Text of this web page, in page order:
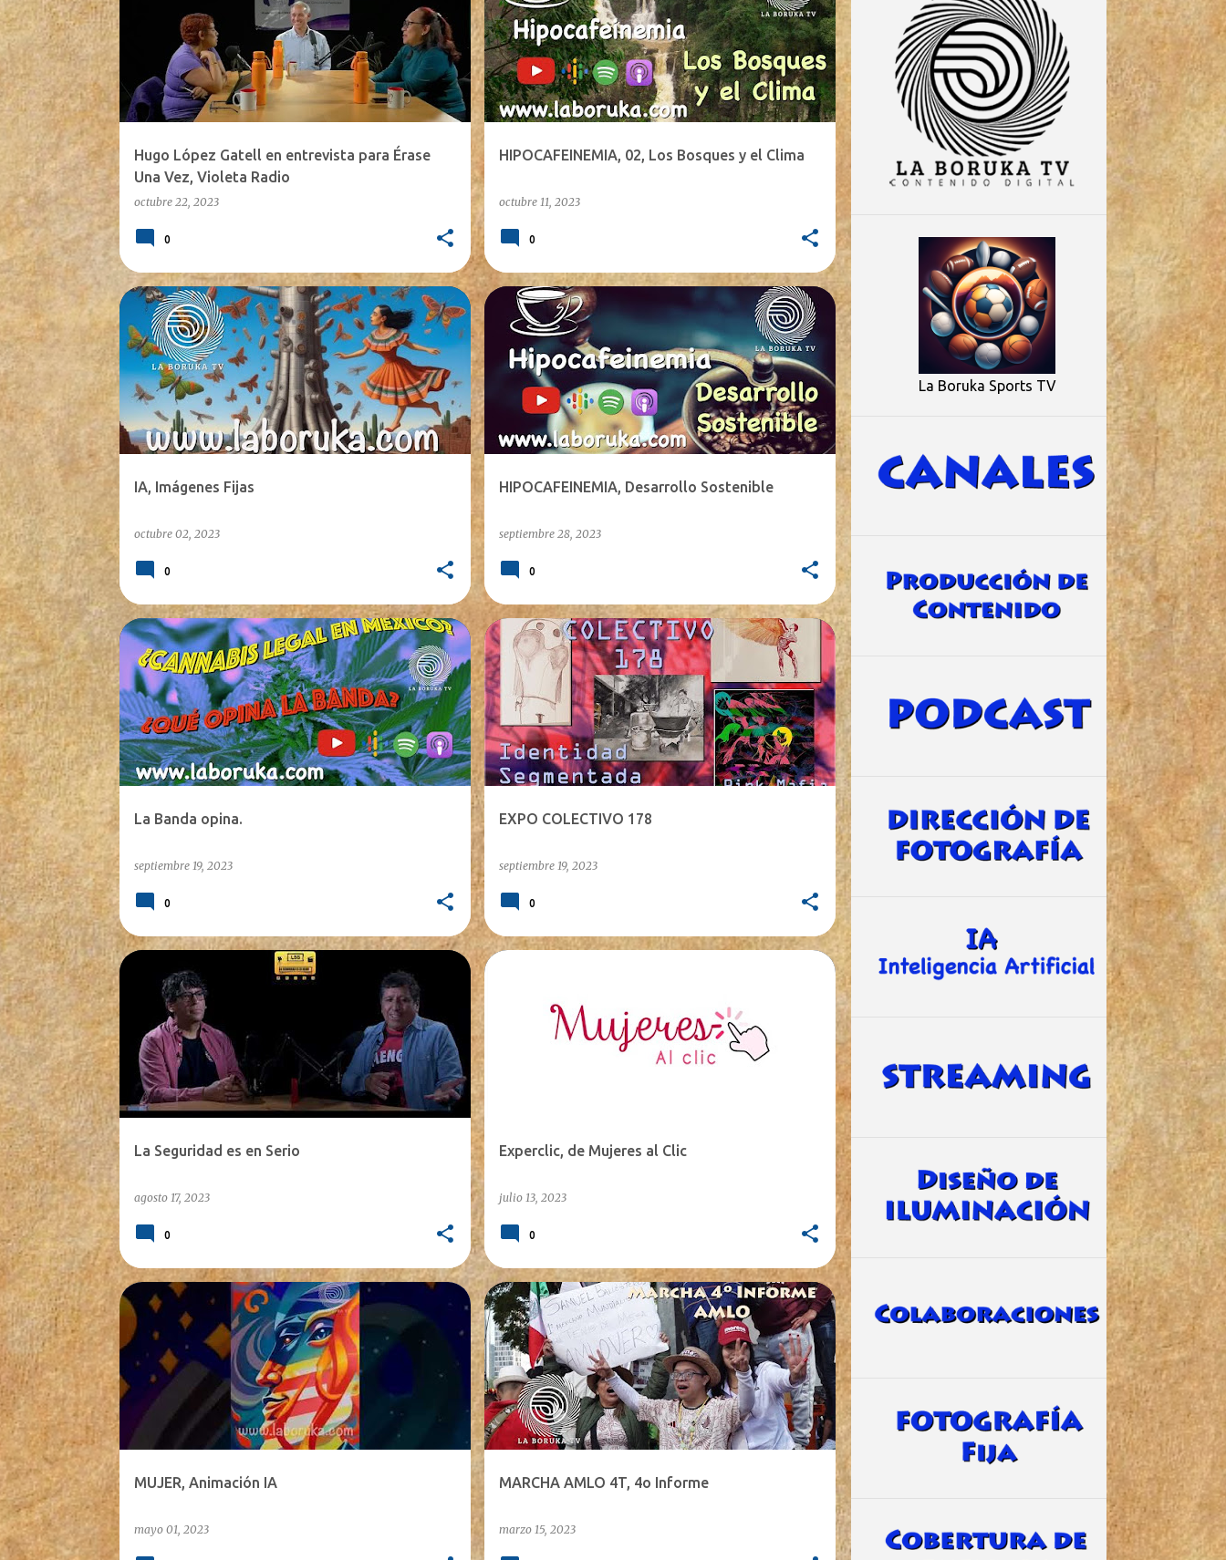
a
d
Hugo López Gatell en entrevista para Érase
Una Vez, Violeta Radio
octubre 22, 2023
0
HIPOCAFEINEMIA, 02, Los Bosques y el Clima
octubre 11, 2023
0
IA, Imágenes Fijas
octubre 02, 2023
0
HIPOCAFEINEMIA, Desarrollo Sostenible
septiembre 28, 2023
0
La Banda opina.
septiembre 19, 2023
0
EXPO COLECTIVO 178
septiembre 19, 2023
0
La Seguridad es en Serio
agosto 17, 2023
0
Experclic, de Mujeres al Clic
julio 13, 2023
0
MUJER, Animación IA
mayo 01, 2023
MARCHA AMLO 4T, 4o Informe
marzo 15, 2023
La Boruka Sports TV